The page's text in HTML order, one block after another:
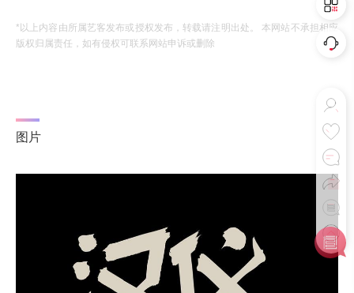
*以上内容由所属艺客发布或授权发布，转载请注明出处。 本网站不承担相应
版权归属责任，如有侵权可联系网站申诉或删除
图片